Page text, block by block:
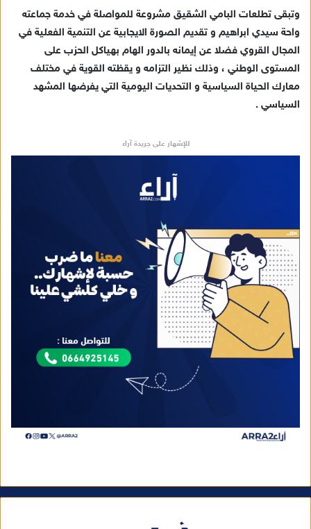
وتبقى تطلعات البامي الشقيق مشروعة للمواصلة في خدمة جماعته
واحة سيدي ابراهيم و تقديم الصورة الايجابية عن التنمية الفعلية في
المجال القروي فضلا عن إيمانه بالدور الهام بهياكل الحزب على
المستوى الوطني ، وذلك نظير التزامه و يقظته القوية في مختلف
معارك الحياة السياسية و التحديات اليومية التي يفرضها المشهد
السياسي .
للإشهار على جريدة آراء